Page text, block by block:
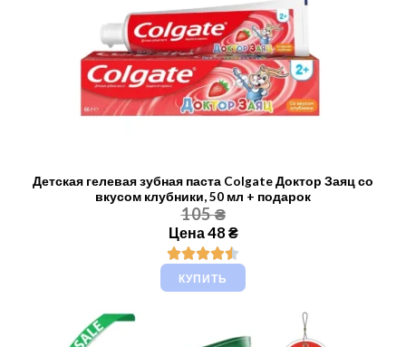
Детская гелевая зубная паста Colgate Доктор Заяц со
вкусом клубники, 50 мл + подарок
105 ₴
Цена 48 ₴
КУПИТЬ